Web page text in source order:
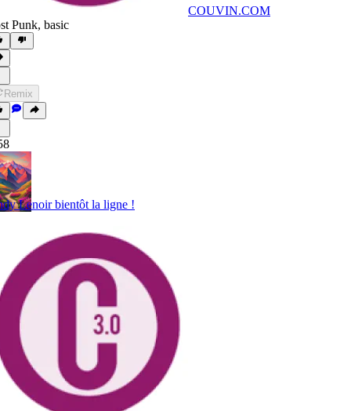
COUVIN.COM
Punk, basic
Remix
Lenoir bientôt la ligne !